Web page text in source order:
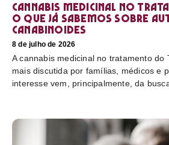
Cannabis medicinal no
o que já sabemos sobre
canabinoides
8 de julho de 2026
A cannabis medicinal no tratamento do
mais discutida por famílias, médicos e
interesse vem, principalmente, da